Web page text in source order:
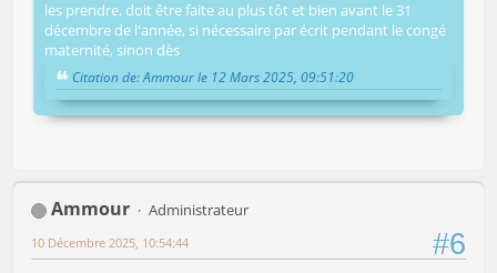
les prendre, doit être faite au plus tôt et bien avant le 31
décembre de l'année, si nécessaire par écrit pendant le congé
maternité, sinon dès
Citation de: Ammour le 12 Mars 2025, 09:51:20
Ammour Administrateur
#6
10 Décembre 2025, 10:54:44